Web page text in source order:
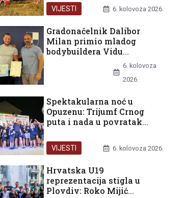
VIJESTI 6. kolovoza 2026.
Gradonačelnik Dalibor
Milan primio mladog
bodybuildera Vidu
Batinovića nakon europske
6. kolovoza
2026.
Spektakularna noć u
Opuzenu: Trijumf Crnog
puta i nada u povratak
Neretvu
VIJESTI 6. kolovoza 2026.
Hrvatska U19
reprezentacija stigla u
Plovdiv: Roko Mijić